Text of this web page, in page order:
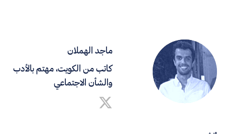
ماجد الهملان
كاتب من الكويت، مهتم بالأدب
والشأن الاجتماعي